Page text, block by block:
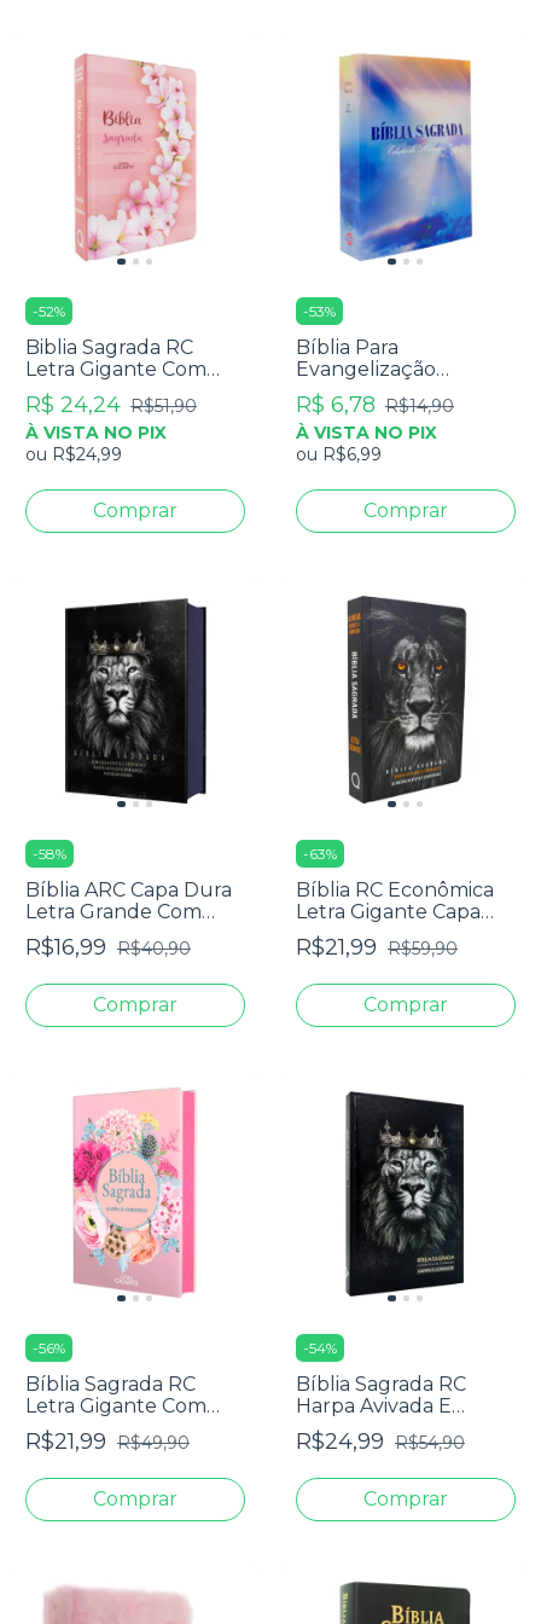
-52%
Biblia Sagrada RC
Letra Gigante Com
Harpa Avivada E
Corinhos Capa Dura
Ramos Flores
R$ 24,24 R$51,90
À VISTA NO PIX
ou R$24,99
-53%
Bíblia Para
Evangelização
Pequena - RC Edição
De Promessas
R$ 6,78 R$14,90
À VISTA NO PIX
ou R$6,99
-58%
Bíblia ARC Capa Dura
Letra Grande Com
Harpa - Textos
Coloridos - Leão Rei
R$16,99 R$40,90
-63%
Bíblia RC Econômica
Letra Gigante Capa
Dura Com Harpa E
Corinhos Leão PB
R$21,99 R$59,90
-56%
Bíblia Sagrada RC
Letra Gigante Com
Harpa Avivada E
Corinhos Capa Dura
R$21,99 R$49,90
-54%
Bíblia Sagrada RC
Harpa Avivada E
Corinhos Média Capa
Dura Leão Rei Dos Reis
R$24,99 R$54,90